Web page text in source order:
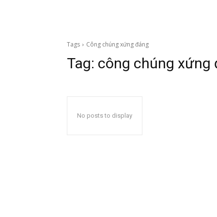
Tags Công chúng xứng đáng
Tag: công chúng xứng
No posts to display